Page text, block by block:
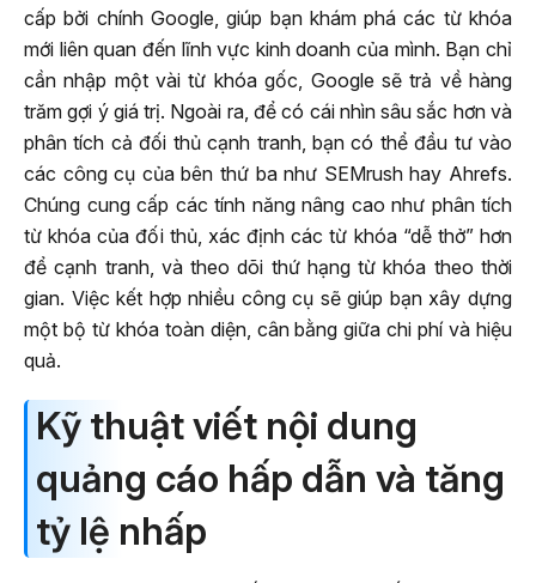
cấp bởi chính Google, giúp bạn khám phá các từ khóa
mới liên quan đến lĩnh vực kinh doanh của mình. Bạn chỉ
cần nhập một vài từ khóa gốc, Google sẽ trả về hàng
trăm gợi ý giá trị. Ngoài ra, để có cái nhìn sâu sắc hơn và
phân tích cả đối thủ cạnh tranh, bạn có thể đầu tư vào
các công cụ của bên thứ ba như SEMrush hay Ahrefs.
Chúng cung cấp các tính năng nâng cao như phân tích
từ khóa của đối thủ, xác định các từ khóa “dễ thở” hơn
để cạnh tranh, và theo dõi thứ hạng từ khóa theo thời
gian. Việc kết hợp nhiều công cụ sẽ giúp bạn xây dựng
một bộ từ khóa toàn diện, cân bằng giữa chi phí và hiệu
quả.
Kỹ thuật viết nội dung
quảng cáo hấp dẫn và tăng
tỷ lệ nhấp